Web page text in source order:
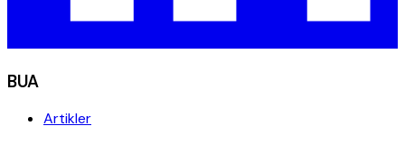
BUA
Artikler